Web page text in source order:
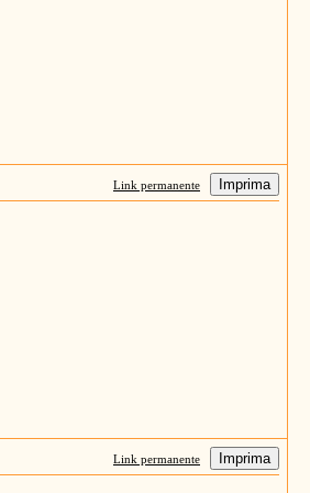
Link permanente Imprima
Link permanente Imprima